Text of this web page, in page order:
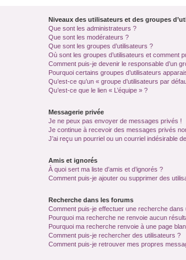
Niveaux des utilisateurs et des groupes
Que sont les administrateurs ?
Que sont les modérateurs ?
Que sont les groupes d’utilisateurs ?
Où sont les groupes d’utilisateurs et comment
Comment puis-je devenir le responsable d’un
Pourquoi certains groupes d’utilisateurs
Qu’est-ce qu’un « groupe d’utilisateurs par
Qu’est-ce que le lien « L’équipe » ?
Messagerie privée
Je ne peux pas envoyer de messages privés !
Je continue à recevoir des messages privés
J’ai reçu un pourriel ou un courriel indésirable
Amis et ignorés
À quoi sert ma liste d’amis et d’ignorés ?
Comment puis-je ajouter ou supprimer des
Recherche dans les forums
Comment puis-je effectuer une recherche dans
Pourquoi ma recherche ne renvoie aucun
Pourquoi ma recherche renvoie à une page
Comment puis-je rechercher des utilisateurs ?
Comment puis-je retrouver mes propres